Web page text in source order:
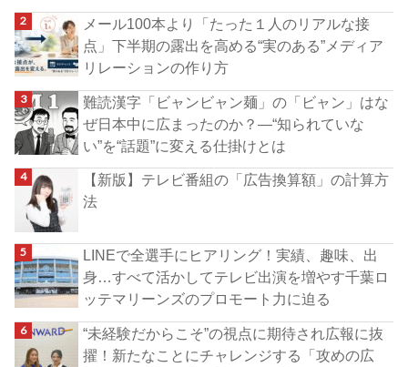
メール100本より「たった１人のリアルな接
点」下半期の露出を高める“実のある”メディア
リレーションの作り方
難読漢字「ビャンビャン麺」の「ビャン」はな
ぜ日本中に広まったのか？―“知られていな
い”を“話題”に変える仕掛けとは
【新版】テレビ番組の「広告換算額」の計算方
法
LINEで全選手にヒアリング！実績、趣味、出
身…すべて活かしてテレビ出演を増やす千葉ロ
ッテマリーンズのプロモート力に迫る
“未経験だからこそ”の視点に期待され広報に抜
擢！新たなことにチャレンジする「攻めの広